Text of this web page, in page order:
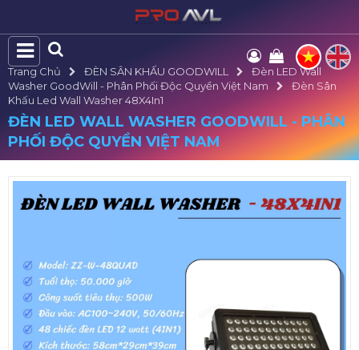
Trang Chủ ĐÈN SÂN KHẤU GOODWILL
Đèn LED Wall
Washer GoodWill - Phân Phối Độc Quyền Việt Nam
Đèn Sân
Khấu Led Wall Washer 48X4In1
ĐÈN LED WALL WASHER GOODWILL - PHÂN
PHỐI ĐỘC QUYỀN VIỆT NAM